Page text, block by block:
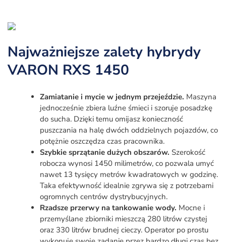
Najważniejsze zalety hybrydy
VARON RXS 1450
Zamiatanie i mycie w jednym przejeździe. Maszyna
jednocześnie zbiera luźne śmieci i szoruje posadzkę
do sucha. Dzięki temu omijasz konieczność
puszczania na halę dwóch oddzielnych pojazdów, co
potężnie oszczędza czas pracownika.
Szybkie sprzątanie dużych obszarów. Szerokość
robocza wynosi 1450 milimetrów, co pozwala umyć
nawet 13 tysięcy metrów kwadratowych w godzinę.
Taka efektywność idealnie zgrywa się z potrzebami
ogromnych centrów dystrybucyjnych.
Rzadsze przerwy na tankowanie wody. Mocne i
przemyślane zbiorniki mieszczą 280 litrów czystej
oraz 330 litrów brudnej cieczy. Operator po prostu